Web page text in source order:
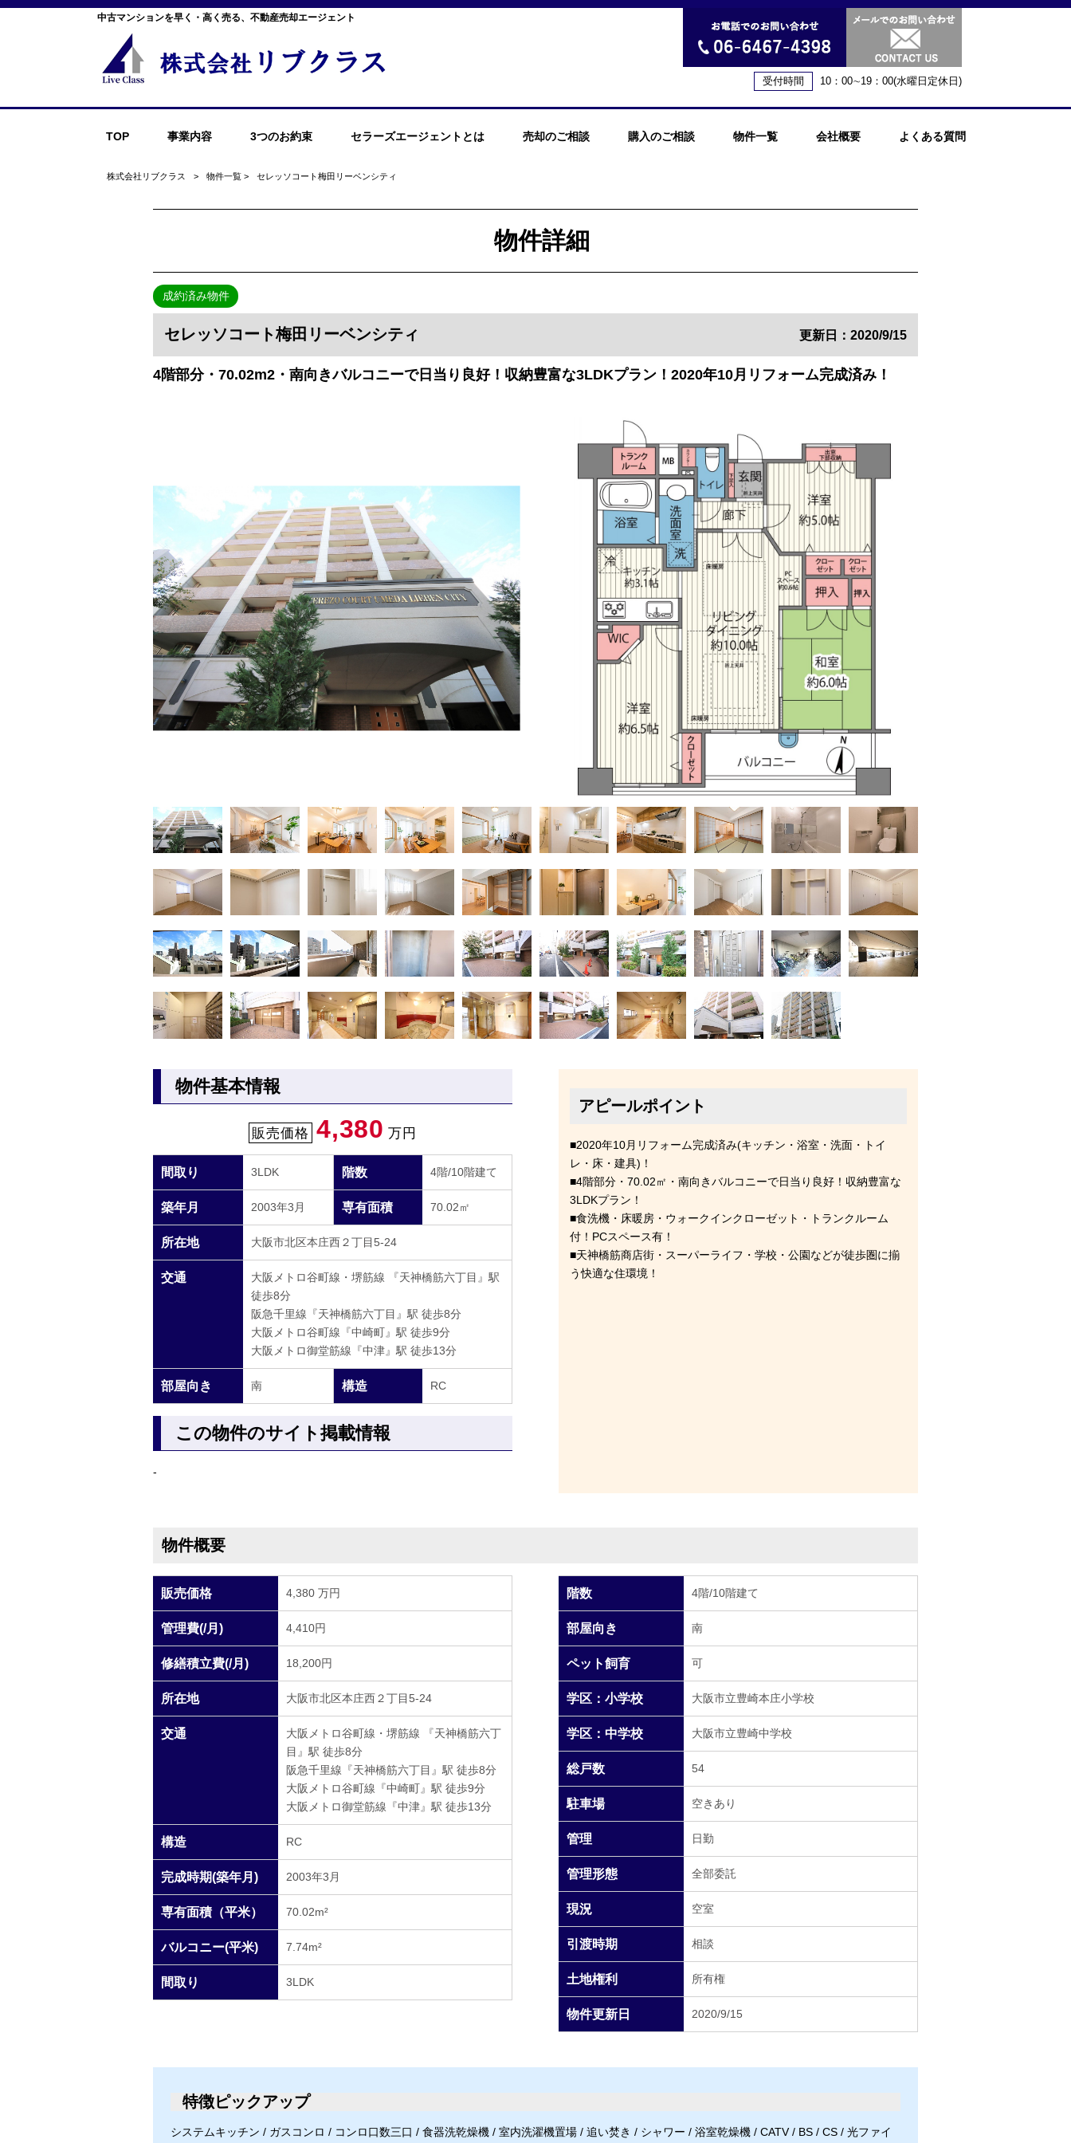
中古マンションを早く・高く売る、不動産売却エージェント
受付時間 10：00∼19：00(水曜日定休日)
TOP 事業内容 3つのお約束 セラーズエージェントとは 売却のご相談 購入のご相談 物件一覧 会社概要 よくある質問
株式会社リブクラス > 物件一覧 > セレッソコート梅田リーベンシティ
物件詳細
成約済み物件
セレッソコート梅田リーベンシティ 更新日：2020/9/15
4階部分・70.02m2・南向きバルコニーで日当り良好！収納豊富な3LDKプラン！2020年10月リフォーム完成済み！
物件基本情報
販売価格 4,380 万円
間取り 3LDK 階数 4階/10階建て
築年月 2003年3月 専有面積 70.02㎡
所在地 大阪市北区本庄西２丁目5-24
交通
大阪メトロ谷町線・堺筋線 『天神橋筋六丁目』駅
徒歩8分
阪急千里線『天神橋筋六丁目』駅 徒歩8分
大阪メトロ谷町線『中崎町』駅 徒歩9分
大阪メトロ御堂筋線『中津』駅 徒歩13分
部屋向き 南 構造 RC
この物件のサイト掲載情報
-
アピールポイント
■2020年10月リフォーム完成済み(キッチン・浴室・洗面・トイ
レ・床・建具)！
■4階部分・70.02㎡・南向きバルコニーで日当り良好！収納豊富な
3LDKプラン！
■食洗機・床暖房・ウォークインクローゼット・トランクルーム
付！PCスペース有！
■天神橋筋商店街・スーパーライフ・学校・公園などが徒歩圏に揃
う快適な住環境！
物件概要
販売価格 4,380 万円
管理費(/月) 4,410円
修繕積立費(/月) 18,200円
所在地 大阪市北区本庄西２丁目5-24
交通
大阪メトロ谷町線・堺筋線 『天神橋筋六丁
目』駅 徒歩8分
阪急千里線『天神橋筋六丁目』駅 徒歩8分
大阪メトロ谷町線『中崎町』駅 徒歩9分
大阪メトロ御堂筋線『中津』駅 徒歩13分
構造 RC
完成時期(築年月) 2003年3月
専有面積（平米） 70.02m²
バルコニー(平米) 7.74m²
間取り 3LDK
階数 4階/10階建て
部屋向き 南
ペット飼育 可
学区：小学校 大阪市立豊崎本庄小学校
学区：中学校 大阪市立豊崎中学校
総戸数 54
駐車場 空きあり
管理 日勤
管理形態 全部委託
現況 空室
引渡時期 相談
土地権利 所有権
物件更新日 2020/9/15
特徴ピックアップ
システムキッチン / ガスコンロ / コンロ口数三口 / 食器洗乾燥機 / 室内洗濯機置場 / 追い焚き / シャワー / 浴室乾燥機 / CATV / BS / CS / 光ファイ